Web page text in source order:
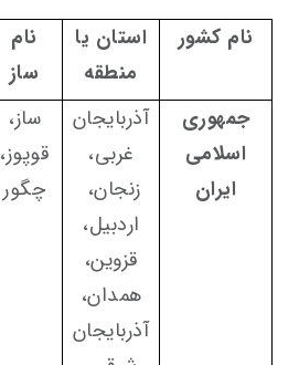
نام کشور
استان یا
منطقه
نام
ساز
جمهوری
اسلامی
ایران
آذربایجان
غربی،
زنجان،
اردبیل،
قزوین،
همدان،
آذربایجان
ساز،
قوپوز،
چگور